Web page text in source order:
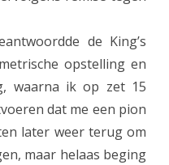
de King’s
opstelling en
waarna ik op zet 15
dat me een pion
later weer terug om
maar helaas beging